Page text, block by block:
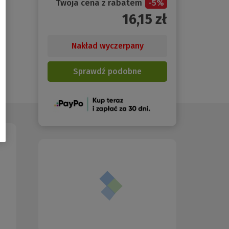
Twoja cena z rabatem -5%
16,15 zł
Nakład wyczerpany
Sprawdź podobne
(Nowe